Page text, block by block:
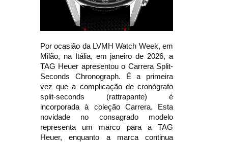
Por ocasião da LVMH Watch Week, em
Milão, na Itália, em janeiro de 2026, a
TAG Heuer apresentou o Carrera Split-
Seconds Chronograph. É a primeira
vez que a complicação de cronógrafo
split-seconds (rattrapante) é
incorporada à coleção Carrera. Esta
novidade no consagrado modelo
representa um marco para a TAG
Heuer, enquanto a marca continua